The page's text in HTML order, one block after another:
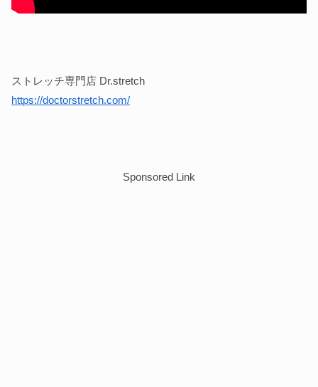
ストレッチ専門店 Dr.stretch
https://doctorstretch.com/
Sponsored Link